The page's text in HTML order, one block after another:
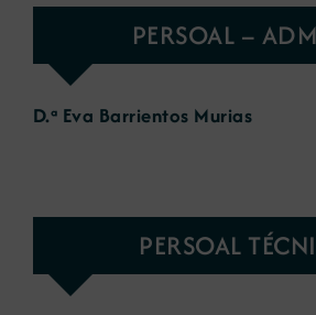
PERSOAL –
D.ª Eva Barrientos Murias
PERSOAL